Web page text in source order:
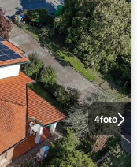
4foto